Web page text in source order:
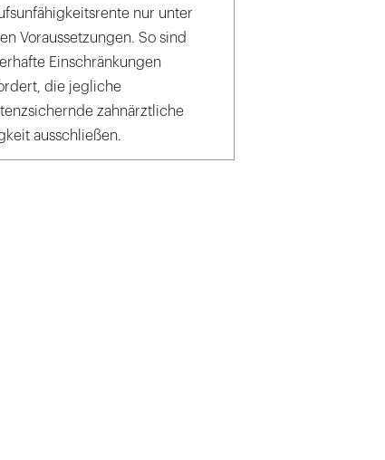
nur unter
Voraussetzungen. So sind
Einschränkungen
die jegliche
zahnärztliche
ausschließen.